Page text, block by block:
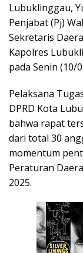
Lubuklinggau,
Penjabat (Pj)
Sekretaris
Kapolres
pada Senin (10/
Pelaksana
DPRD Kota
bahwa rapat
dari total 30
momentum
Peraturan
2025.